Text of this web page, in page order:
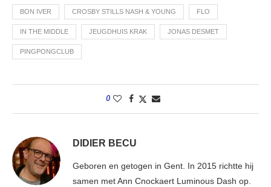
BON IVER CROSBY STILLS NASH & YOUNG FLO
IN THE MIDDLE JEUGDHUIS KRAK JONAS DESMET
PINGPONGCLUB
0
DIDIER BECU
Geboren en getogen in Gent. In 2015 richtte hij
samen met Ann Cnockaert Luminous Dash op.